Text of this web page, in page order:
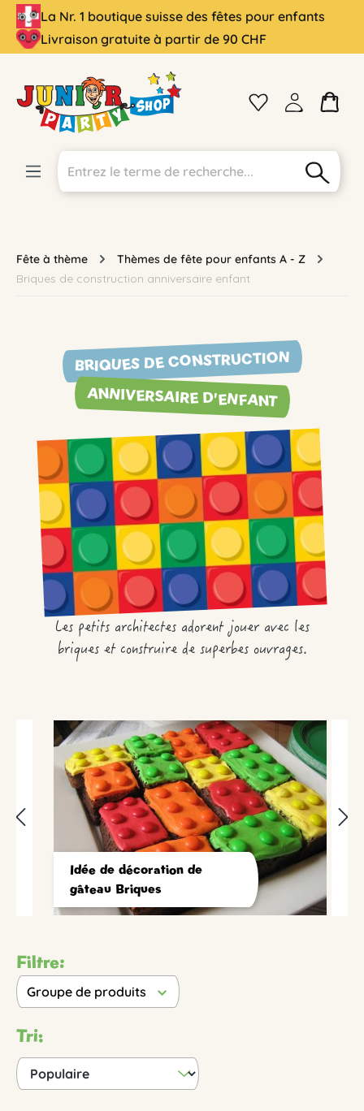
principal
La Nr. 1 boutique suisse des fêtes pour enfants
Livraison gratuite à partir de 90 CHF
Fête à thème
Thèmes de fête pour enfants A - Z
Briques de construction anniversaire enfant
BRIQUES DE CONSTRUCTION
ANNIVERSAIRE D'ENFANT
Les petits architectes adorent jouer avec les
briques et construire de superbes ouvrages.
Idée de décoration de
gâteau Briques
Filtre:
Groupe de produits
Tri: